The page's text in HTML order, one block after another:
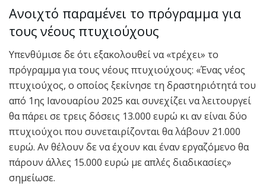
Ανοιχτό παραμένει το πρόγραμμα για
τους νέους πτυχιούχους
Υπενθύμισε δε ότι εξακολουθεί να «τρέχει» το
πρόγραμμα για τους νέους πτυχιούχους: «Ένας νέος
πτυχιούχος, ο οποίος ξεκίνησε τη δραστηριότητά του
από 1ης Ιανουαρίου 2025 και συνεχίζει να λειτουργεί
θα πάρει σε τρεις δόσεις 13.000 ευρώ κι αν είναι δύο
πτυχιούχοι που συνεταιρίζονται θα λάβουν 21.000
ευρώ. Αν θέλουν δε να έχουν και έναν εργαζόμενο θα
πάρουν άλλες 15.000 ευρώ με απλές διαδικασίες»
σημείωσε.